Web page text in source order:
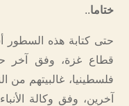
ختاما..
حتى كتابة هذه السطور
آخرين، وفق وكالة